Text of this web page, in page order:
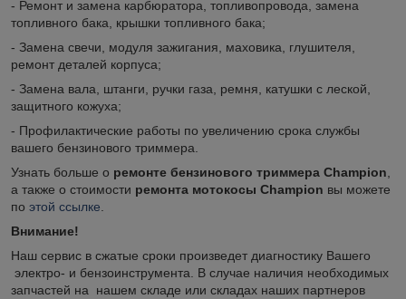
- Ремонт и замена карбюратора, топливопровода, замена
топливного бака, крышки топливного бака;
- Замена свечи, модуля зажигания, маховика, глушителя,
ремонт деталей корпуса;
- Замена вала, штанги, ручки газа, ремня, катушки с леской,
защитного кожуха;
- Профилактические работы по увеличению срока службы
вашего бензинового триммера.
Узнать больше о ремонте бензинового триммера Champion,
а также о стоимости ремонта мотокосы Champion вы можете
по этой ссылке.
Внимание!
Наш сервис в сжатые сроки произведет диагностику Вашего
электро- и бензоинструмента. В случае наличия необходимых
запчастей на нашем складе или складах наших партнеров